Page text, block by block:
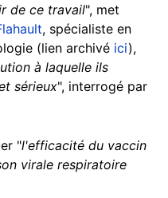
de ce travail", met
, spécialiste en
(lien archivé ici),
à laquelle ils
sérieux", interrogé par
"l'efficacité du vaccin
virale respiratoire